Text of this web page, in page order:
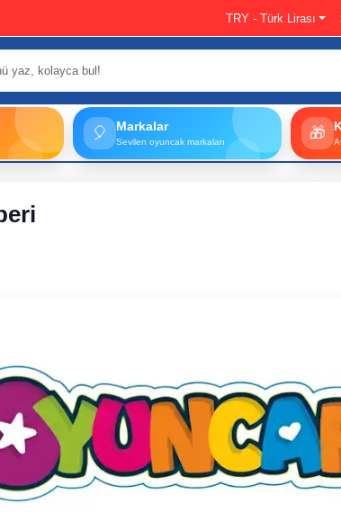
TRY - Türk Lirası
🎈 Markalar
Sevilen oyuncak markaları 🎁